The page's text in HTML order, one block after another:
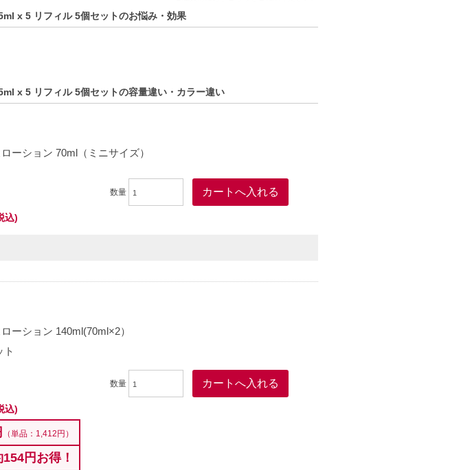
x 5 リフィル 5個セットのお悩み・効果
x 5 リフィル 5個セットの容量違い・カラー違い
ーション 70ml（ミニサイズ）
込)
数量
ーション 140ml(70ml×2）
ト
込)
（単品：1,412円）
154円お得！
数量